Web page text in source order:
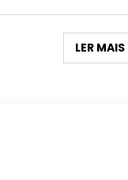
LER MAIS